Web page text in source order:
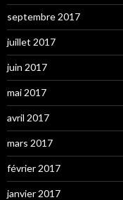
septembre 2017
juillet 2017
juin 2017
mai 2017
avril 2017
mars 2017
février 2017
janvier 2017